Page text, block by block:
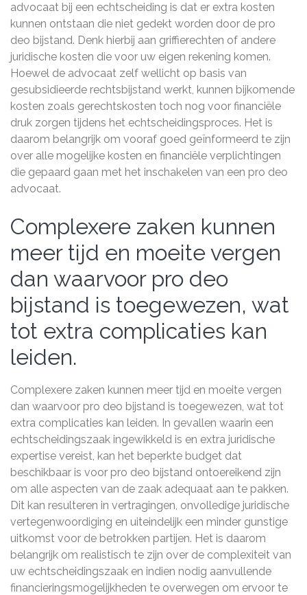
advocaat bij een echtscheiding is dat er extra kosten
kunnen ontstaan die niet gedekt worden door de pro
deo bijstand. Denk hierbij aan griffierechten of andere
juridische kosten die voor uw eigen rekening komen.
Hoewel de advocaat zelf wellicht op basis van
gesubsidieerde rechtsbijstand werkt, kunnen bijkomende
kosten zoals gerechtskosten toch nog voor financiële
druk zorgen tijdens het echtscheidingsproces. Het is
daarom belangrijk om vooraf goed geïnformeerd te zijn
over alle mogelijke kosten en financiële verplichtingen
die gepaard gaan met het inschakelen van een pro deo
advocaat.
Complexere zaken kunnen
meer tijd en moeite vergen
dan waarvoor pro deo
bijstand is toegewezen, wat
tot extra complicaties kan
leiden.
Complexere zaken kunnen meer tijd en moeite vergen
dan waarvoor pro deo bijstand is toegewezen, wat tot
extra complicaties kan leiden. In gevallen waarin een
echtscheidingszaak ingewikkeld is en extra juridische
expertise vereist, kan het beperkte budget dat
beschikbaar is voor pro deo bijstand ontoereikend zijn
om alle aspecten van de zaak adequaat aan te pakken.
Dit kan resulteren in vertragingen, onvolledige juridische
vertegenwoordiging en uiteindelijk een minder gunstige
uitkomst voor de betrokken partijen. Het is daarom
belangrijk om realistisch te zijn over de complexiteit van
uw echtscheidingszaak en indien nodig aanvullende
financieringsmogelijkheden te overwegen om ervoor te